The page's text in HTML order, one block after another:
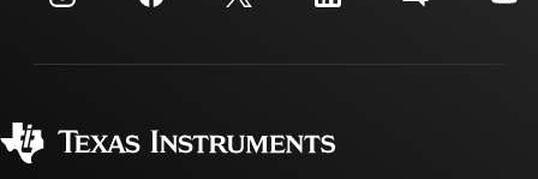
投資人關系
製造
myTI 帳戶常見問題解答
訂購 FAQ